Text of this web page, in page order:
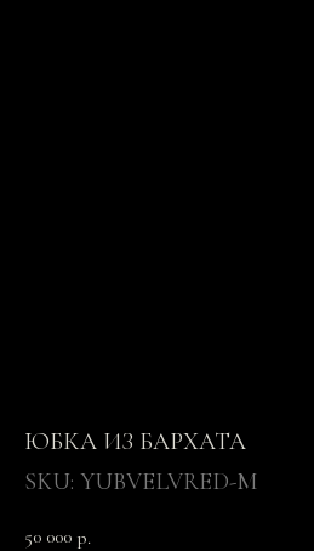
ЮБКА ИЗ БАРХАТА
SKU: YUBVELVRED-M
50 000 р.